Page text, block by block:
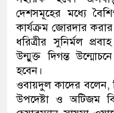
দেশসমূহের মধ্যে
কার্যক্রম জোরদার
ধরিত্রীর সুনির্মল
উন্মুক্ত দিগন্ত
হবেন।
ওবায়দুল কাদের বলেন,
উপদেষ্টা ও অটিজম